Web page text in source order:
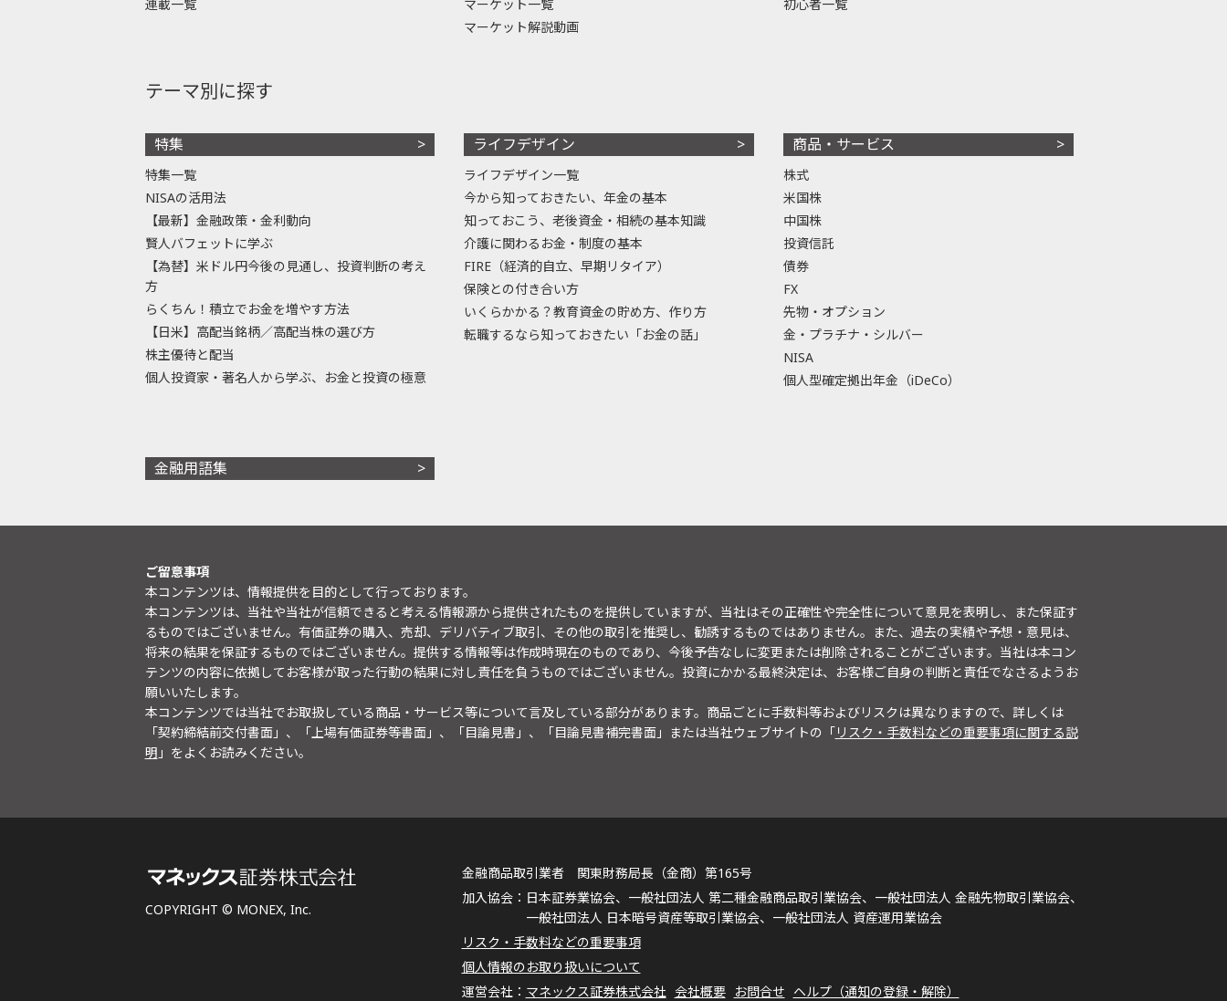
連載一覧
マーケット一覧
マーケット解説動画
初心者一覧
テーマ別に探す
特集
特集一覧
NISAの活用法
【最新】金融政策・金利動向
賢人バフェットに学ぶ
【為替】米ドル円今後の見通し、投資判断の考え
方
らくちん！積立でお金を増やす方法
【日米】高配当銘柄／高配当株の選び方
株主優待と配当
個人投資家・著名人から学ぶ、お金と投資の極意
ライフデザイン
ライフデザイン一覧
今から知っておきたい、年金の基本
知っておこう、老後資金・相続の基本知識
介護に関わるお金・制度の基本
FIRE（経済的自立、早期リタイア）
保険との付き合い方
いくらかかる？教育資金の貯め方、作り方
転職するなら知っておきたい「お金の話」
商品・サービス
株式
米国株
中国株
投資信託
債券
FX
先物・オプション
金・プラチナ・シルバー
NISA
個人型確定拠出年金（iDeCo）
金融用語集
ご留意事項
本コンテンツは、情報提供を目的として行っております。
本コンテンツは、当社や当社が信頼できると考える情報源から提供されたものを提供していますが、当社はその正確性や完全性について意見を表明し、また保証す
るものではございません。有価証券の購入、売却、デリバティブ取引、その他の取引を推奨し、勧誘するものではありません。また、過去の実績や予想・意見は、
将来の結果を保証するものではございません。提供する情報等は作成時現在のものであり、今後予告なしに変更または削除されることがございます。当社は本コン
テンツの内容に依拠してお客様が取った行動の結果に対し責任を負うものではございません。投資にかかる最終決定は、お客様ご自身の判断と責任でなさるようお
願いいたします。
本コンテンツでは当社でお取扱している商品・サービス等について言及している部分があります。商品ごとに手数料等およびリスクは異なりますので、詳しくは
「契約締結前交付書面」、「上場有価証券等書面」、「目論見書」、「目論見書補完書面」または当社ウェブサイトの「リスク・手数料などの重要事項に関する説
明 」をよくお読みください。
COPYRIGHT © MONEX, Inc.
金融商品取引業者 関東財務局長（金商）第165号
日本証券業協会、一般社団法人 第二種金融商品取引業協会、一般社団法人 金融先物取引業協会、
一般社団法人 日本暗号資産等取引業協会、一般社団法人 資産運用業協会
リスク・手数料などの重要事項
個人情報のお取り扱いについて
マネックス証券株式会社 会社概要 お問合せ ヘルプ（通知の登録・解除）